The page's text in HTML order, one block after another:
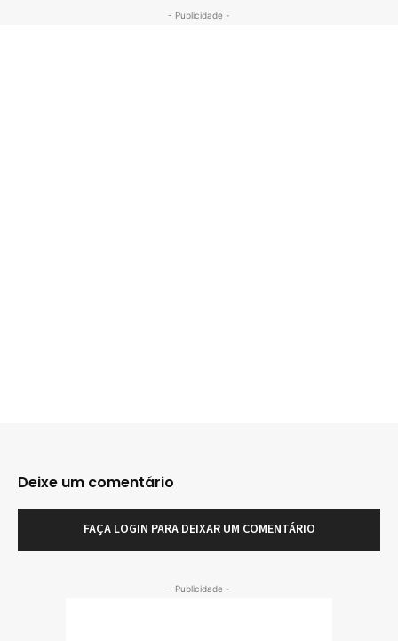
- Publicidade -
Deixe um comentário
FAÇA LOGIN PARA DEIXAR UM COMENTÁRIO
- Publicidade -